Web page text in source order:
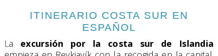
ITINERARIO COSTA SUR EN
ESPAÑOL
La excursión por la costa sur de Islandia